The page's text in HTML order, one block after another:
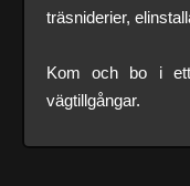
träsniderier,
Kom och bo i
vägtillgångar.